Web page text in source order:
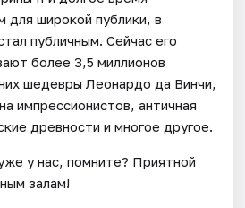
для широкой публики, в
публичным. Сейчас его
более 3,5 миллионов
шедевры Леонардо да Винчи,
импрессионистов, античная
древности и многое другое.
у нас, помните? Приятной
залам!